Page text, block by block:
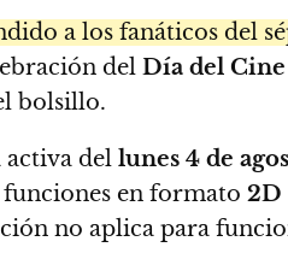
a los fanáticos del
del Día del Cine
bolsillo.
del lunes 4 de
en formato 2D
no aplica para